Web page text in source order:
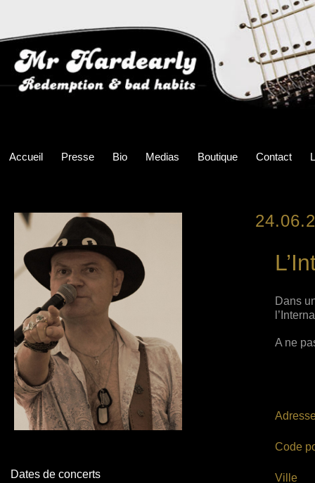
Accueil Presse Bio Medias Boutique Contact
Dans
A ne
Code
Ville
Dates de concerts